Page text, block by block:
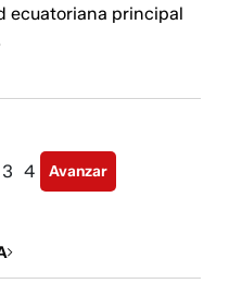
ecuatoriana principal
3 4 Avanzar